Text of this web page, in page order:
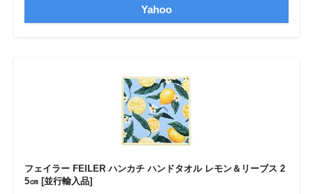
Yahoo
フェイラー FEILER ハンカチ ハンドタオル レモン＆リーブス 2
5㎝ [並行輸入品]